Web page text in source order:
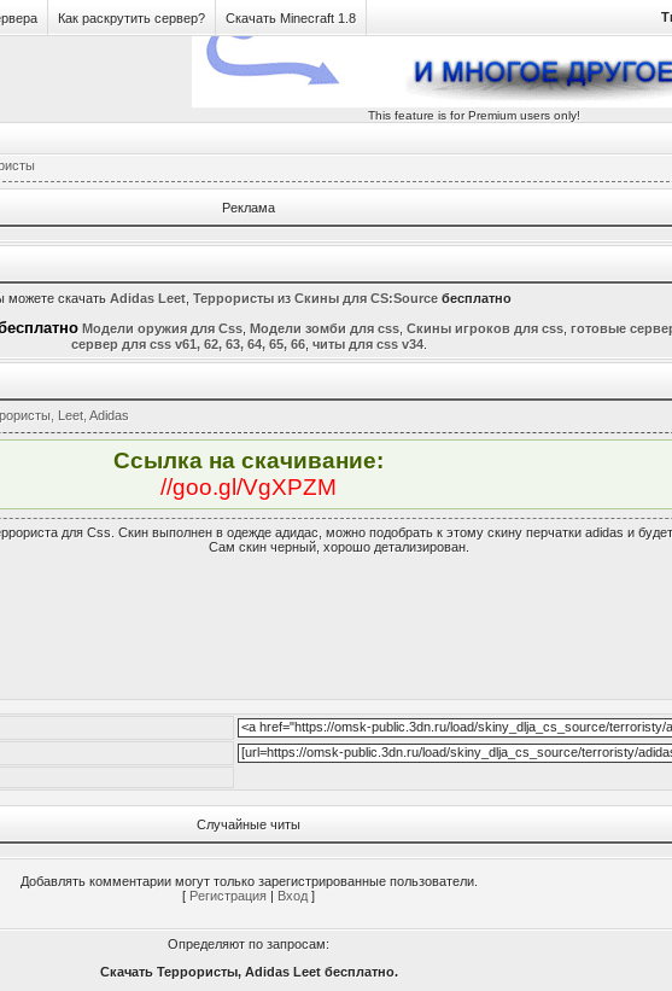
Как раскрутить сервер? Скачать Minecraft 1.8
This feature is for Premium users only!
Реклама
можете скачать Adidas Leet, Террористыиз Скины для CS:Source бесплатно
Модели оружия для Css Модели зомби для css Скины игроков для css готовые
сервер для css v61, 62, 63, 64, 65, 66, читы для css v34.
Leet Adidas
Ссылка на скачивание:
//goo.gl/VgXPZM
для Css. Скин выполнен в одежде адидас, можно подобрать к этому скину перчатки adidas и
Сам скин черный, хорошо детализирован.
Случайные читы
Добавлять комментарии могут только зарегистрированные пользователи.
[ Регистрация | Вход ]
Определяют по запросам:
Скачать Террористы, Adidas Leet бесплатно.